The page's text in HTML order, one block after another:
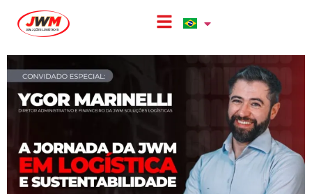
Confira a jornada da JWM em
Logística e Sustentabilidade